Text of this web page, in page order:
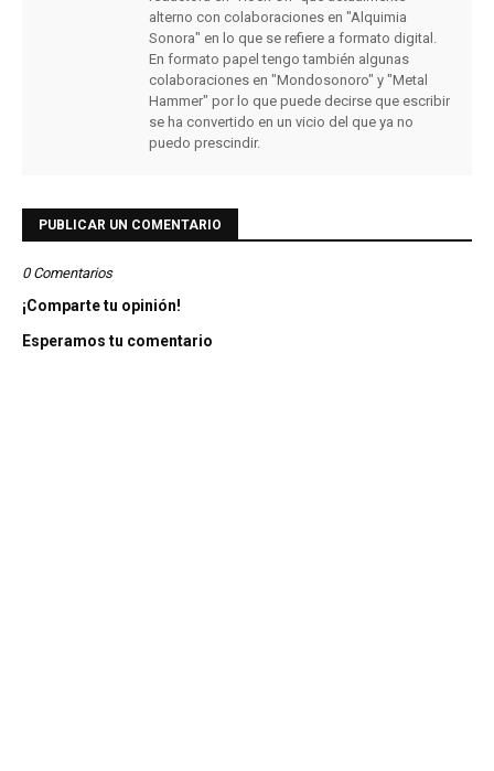
alterno con colaboraciones en "Alquimia
Sonora" en lo que se refiere a formato digital.
En formato papel tengo también algunas
colaboraciones en "Mondosonoro" y "Metal
Hammer" por lo que puede decirse que escribir
se ha convertido en un vicio del que ya no
puedo prescindir.
PUBLICAR UN COMENTARIO
0 Comentarios
¡Comparte tu opinión!
Esperamos tu comentario